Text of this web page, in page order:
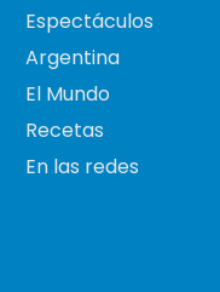
Espectáculos
Argentina
El Mundo
Recetas
En las redes